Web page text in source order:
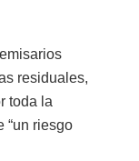
residuales,
toda la
“un riesgo